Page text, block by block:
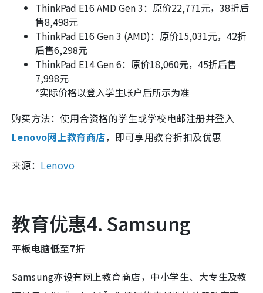
ThinkPad E16 AMD Gen 3：原价22,771元，38折后
售8,498元
ThinkPad E16 Gen 3 (AMD)：原价15,031元，42折
后售6,298元
ThinkPad E14 Gen 6：原价18,060元，45折后售
7,998元
*实际价格以登入学生账户后所示为准
购买方法：使用合资格的学生或学校电邮注册并登入
Lenovo网上教育商店，即可享用教育折扣及优惠
来源： Lenovo
教育优惠4. Samsung
平板电脑低至7折
Samsung亦设有网上教育商店，中小学生、大专生及教